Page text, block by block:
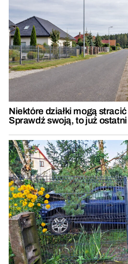
Niektóre działki mogą
Sprawdź swoją, to już